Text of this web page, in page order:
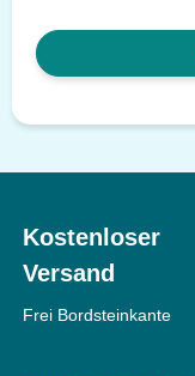
Kostenloser
Versand
Frei Bordsteinkante